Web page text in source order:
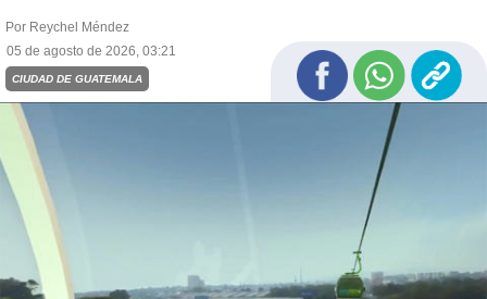
Por Reychel Méndez
05 de agosto de 2026, 03:21
CIUDAD DE GUATEMALA